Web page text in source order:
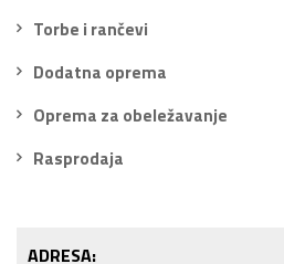
Torbe i rančevi
Dodatna oprema
Oprema za obeležavanje
Rasprodaja
ADRESA: